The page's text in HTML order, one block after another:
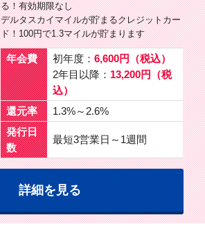
る！有効期限なし
デルタスカイマイルが貯まるクレジットカー
ド！100円で1.3マイルが貯まります
年会費 初年度： 6,600円（税込）
2年目以降： 13,200円（税
込）
還元率
1.3%～2.6%
発行日
数
最短3営業日～1週間
詳細を見る